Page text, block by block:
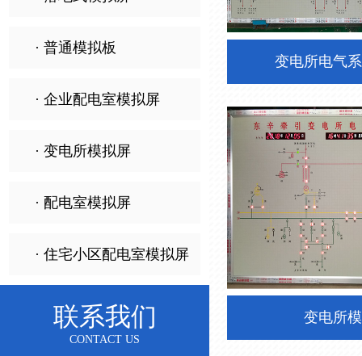
· 普通模拟板
· 企业配电室模拟屏
· 变电所模拟屏
· 配电室模拟屏
· 住宅小区配电室模拟屏
联系我们
CONTACT US
变电所电气
变电所